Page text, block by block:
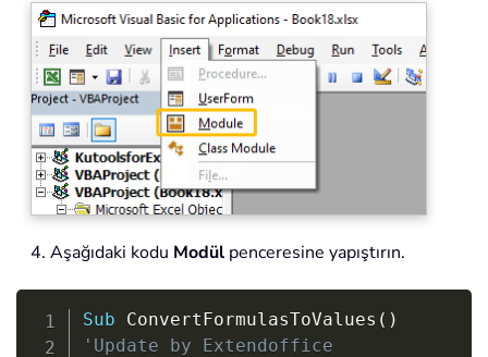
4. Aşağıdaki kodu Modül penceresine yapıştırın.
Sub ConvertFormulasToValues ( )
'Update by Extendoffice
Copy